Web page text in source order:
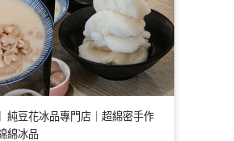
純豆花冰品專門店｜超綿密手作
綿冰品